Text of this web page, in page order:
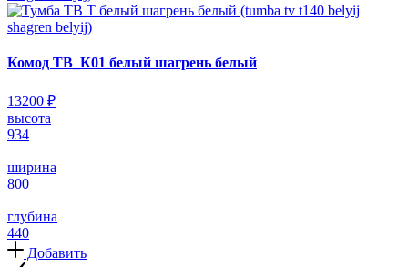
Комод ТВ_К01 белый шагрень белый
13200 ₽
высота
934
ширина
800
глубина
440
Добавить